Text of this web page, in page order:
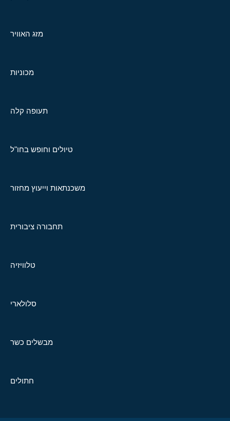
מזג האוויר
מכוניות
תעופה קלה
טיולים וחופש בחו"ל
משכנתאות וייעוץ מחזור
תחבורה ציבורית
טלוויזיה
סלולארי
מבשלים כשר
חתולים